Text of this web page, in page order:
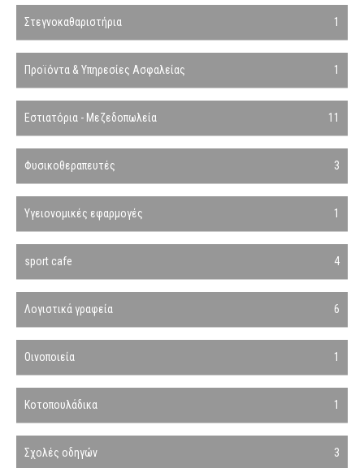
Στεγνοκαθαριστήρια 1
Προϊόντα & Υπηρεσίες Ασφαλείας 1
Εστιατόρια - Μεζεδοπωλεία 11
Φυσικοθεραπευτές 3
Υγειονομικές εφαρμογές 1
sport cafe 4
Λογιστικά γραφεία 6
Οινοποιεία 1
Κοτοπουλάδικα 1
Σχολές οδηγών 3